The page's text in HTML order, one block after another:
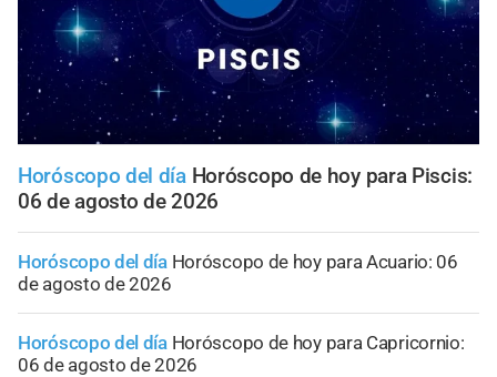
Horóscopo del día Horóscopo de hoy para Piscis:
06 de agosto de 2026
Horóscopo del día Horóscopo de hoy para Acuario: 06
de agosto de 2026
Horóscopo del día Horóscopo de hoy para Capricornio:
06 de agosto de 2026